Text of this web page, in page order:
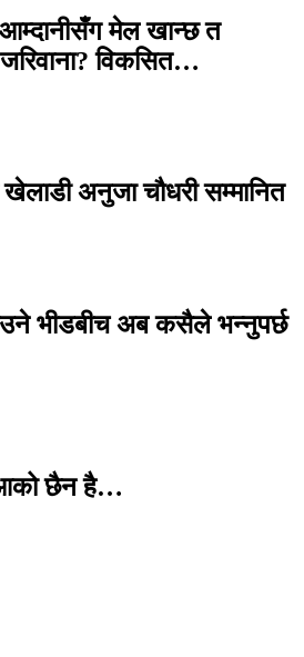
मेल खान्छ त
विकसित…
खेलाडी अनुजा चौधरी सम्मानित
भीडबीच अब कसैले भन्नुपर्छ
छैन है…